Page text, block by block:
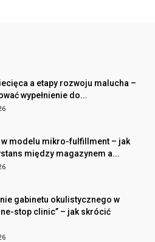
a etapy rozwoju malucha –
wypełnienie do...
w modelu mikro-fulfillment – jak
między magazynem a...
gabinetu okulistycznego w
stop clinic” – jak skrócić